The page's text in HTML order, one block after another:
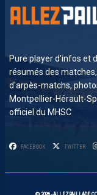
Pure player d'infos et
résumés des
d'arpès-matchs,
Montpellier-Hérault-
officiel du MHSC
FACEBOOK TWITTER